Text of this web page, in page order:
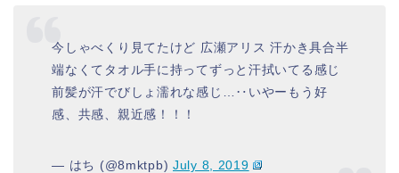
今しゃべくり見てたけど 広瀬アリス 汗かき具合半
端なくてタオル手に持ってずっと汗拭いてる感じ
前髪が汗でびしょ濡れな感じ…‥いやーもう好
感、共感、親近感！！！
— はち (@8mktpb) July 8, 2019